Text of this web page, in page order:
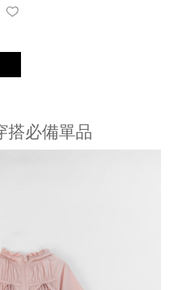
搭必備單品